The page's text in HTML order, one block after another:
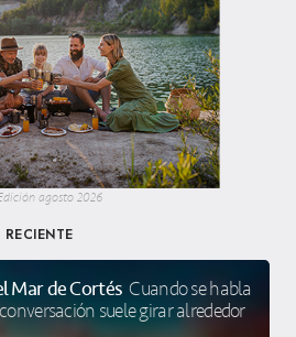
agosto 2026
RECIENTE
Mar de Cortés Cuando se habla
suele girar alrededor